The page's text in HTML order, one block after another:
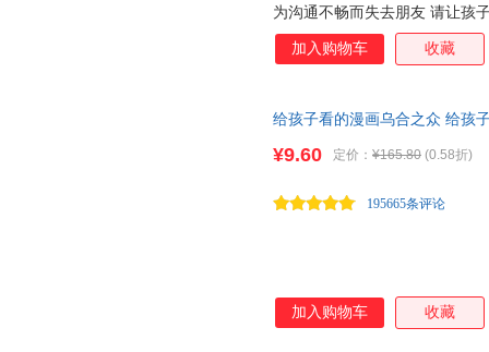
沈阳出版社 浙江文
为沟通不畅而失去朋友 请让孩
造的漫画非暴力沟通指南，让
慢、不会说话，快速摆脱怯场
表达和沟通。 让孩子学会如何
如何倾听别人的想法 会沟通的
和老师顺畅地交流，
加入购物车 收藏
给孩子看的漫画乌合之众 给孩
¥9.60 定价： ¥165.80 (0.58折)
195665条评论
加入购物车 收藏